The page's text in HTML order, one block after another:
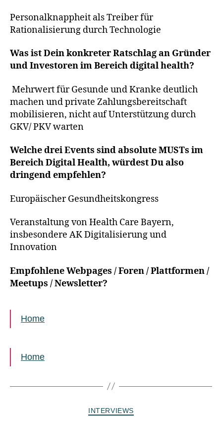
Personalknappheit als Treiber für
Rationalisierung durch Technologie
Was ist Dein konkreter Ratschlag an Gründer
und Investoren im Bereich digital health?
Mehrwert für Gesunde und Kranke deutlich
machen und private Zahlungsbereitschaft
mobilisieren, nicht auf Unterstützung durch
GKV/ PKV warten
Welche drei Events sind absolute MUSTs im
Bereich Digital Health, würdest Du also
dringend empfehlen?
Europäischer Gesundheitskongress
Veranstaltung von Health Care Bayern,
insbesondere AK Digitalisierung und
Innovation
Empfohlene Webpages / Foren / Plattformen /
Meetups / Newsletter?
Home
Home
INTERVIEWS